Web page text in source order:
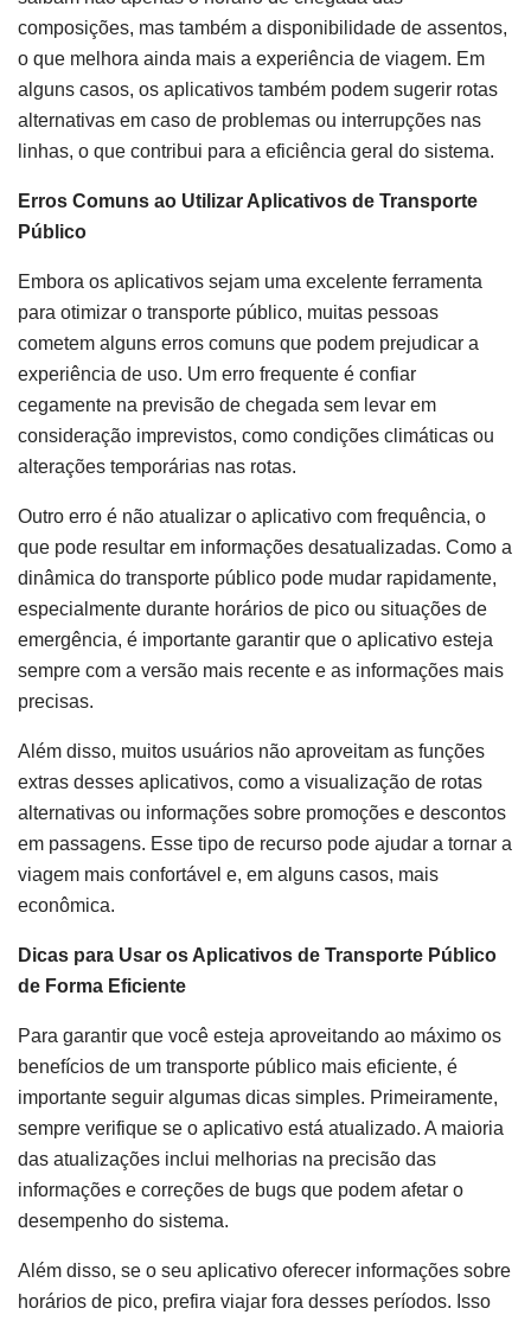
composições, mas também a disponibilidade de assentos,
o que melhora ainda mais a experiência de viagem. Em
alguns casos, os aplicativos também podem sugerir rotas
alternativas em caso de problemas ou interrupções nas
linhas, o que contribui para a eficiência geral do sistema.
Erros Comuns ao Utilizar Aplicativos de Transporte
Público
Embora os aplicativos sejam uma excelente ferramenta
para otimizar o transporte público, muitas pessoas
cometem alguns erros comuns que podem prejudicar a
experiência de uso. Um erro frequente é confiar
cegamente na previsão de chegada sem levar em
consideração imprevistos, como condições climáticas ou
alterações temporárias nas rotas.
Outro erro é não atualizar o aplicativo com frequência, o
que pode resultar em informações desatualizadas. Como a
dinâmica do transporte público pode mudar rapidamente,
especialmente durante horários de pico ou situações de
emergência, é importante garantir que o aplicativo esteja
sempre com a versão mais recente e as informações mais
precisas.
Além disso, muitos usuários não aproveitam as funções
extras desses aplicativos, como a visualização de rotas
alternativas ou informações sobre promoções e descontos
em passagens. Esse tipo de recurso pode ajudar a tornar a
viagem mais confortável e, em alguns casos, mais
econômica.
Dicas para Usar os Aplicativos de Transporte Público
de Forma Eficiente
Para garantir que você esteja aproveitando ao máximo os
benefícios de um transporte público mais eficiente, é
importante seguir algumas dicas simples. Primeiramente,
sempre verifique se o aplicativo está atualizado. A maioria
das atualizações inclui melhorias na precisão das
informações e correções de bugs que podem afetar o
desempenho do sistema.
Além disso, se o seu aplicativo oferecer informações sobre
horários de pico, prefira viajar fora desses períodos. Isso